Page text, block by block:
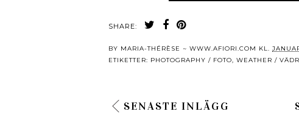
SHARE:
BY MARIA-THÉRÈSE ~ WWW.AFIORI.COM KL.
ETIKETTER: PHOTOGRAPHY / FOTO, WEATHER /
SENASTE INLÄGG